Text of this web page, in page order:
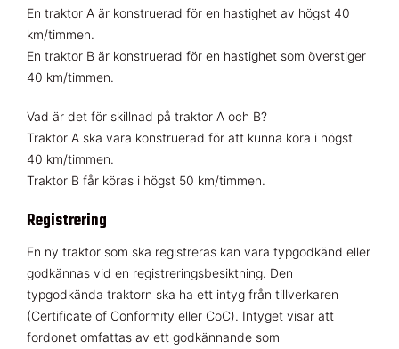
En traktor A är konstruerad för en hastighet av högst 40
km/timmen.
En traktor B är konstruerad för en hastighet som överstiger
40 km/timmen.
Vad är det för skillnad på traktor A och B?
Traktor A ska vara konstruerad för att kunna köra i högst
40 km/timmen.
Traktor B får köras i högst 50 km/timmen.
Registrering
En ny traktor som ska registreras kan vara typgodkänd eller
godkännas vid en registreringsbesiktning. Den
typgodkända traktorn ska ha ett intyg från tillverkaren
(Certificate of Conformity eller CoC). Intyget visar att
fordonet omfattas av ett godkännande som